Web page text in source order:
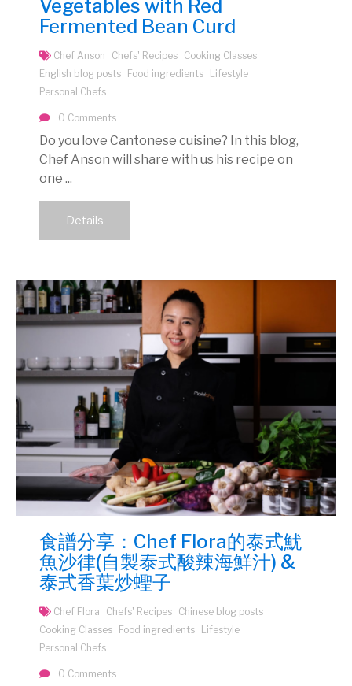
Vegetables with Red
Fermented Bean Curd
Chef Anson Chefs' Recipes Cooking Classes
English blog posts
Food ingredients
Lifestyle
Personal Chefs
0 Comments
Do you love Cantonese cuisine? In this blog,
Chef Anson will share with us his recipe on
one ...
Details
食譜分享：Chef Flora的泰式魷
魚沙律(自製泰式酸辣海鮮汁) &
泰式香葉炒蟶子
Chef Flora Chefs' Recipes Chinese blog posts
Cooking Classes
Food ingredients
Lifestyle
Personal Chefs
0 Comments